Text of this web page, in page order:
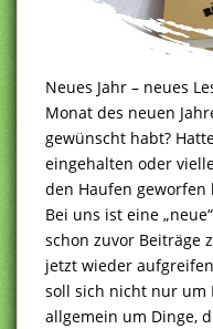
Neues Jahr – neues
Monat des neuen
gewünscht habt?
eingehalten oder
den Haufen geworfen
Bei uns ist eine
schon zuvor Beiträge
jetzt wieder
soll sich nicht nur um
allgemein um Dinge,